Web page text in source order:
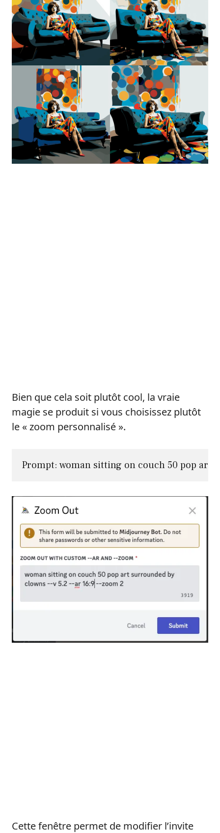
Bien que cela soit plutôt cool, la vraie
magie se produit si vous choisissez plutôt
le « zoom personnalisé ».
Prompt: woman sitting on couch 50 pop art
Cette fenêtre permet de modifier l’invite